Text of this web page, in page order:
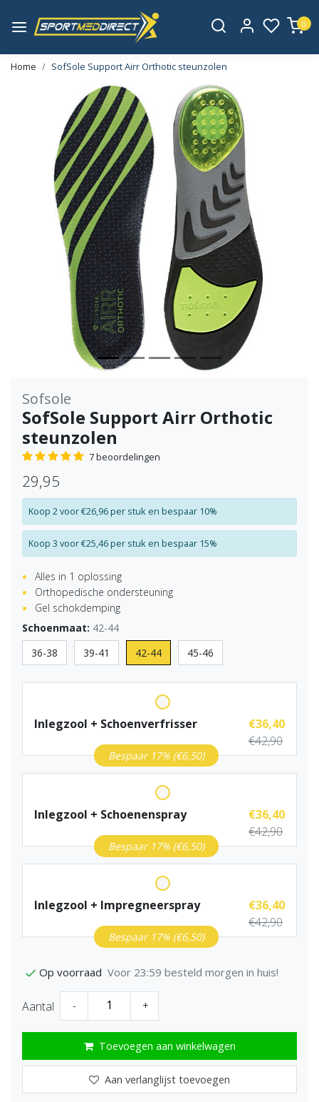
0
Home SofSole Support Airr Orthotic steunzolen
Vorige
Sofsole
SofSole Support Airr Orthotic
steunzolen
7 beoordelingen
29,95
Koop 2 voor €26,96 per stuk en bespaar 10%
Koop 3 voor €25,46 per stuk en bespaar 15%
Alles in 1 oplossing
Orthopedische ondersteuning
Gel schokdemping
Schoenmaat: 42-44
36-38
39-41 42-44 45-46
Inlegzool + Schoenverfrisser
Bespaar 17% (€6,50)
€36,40
€42,90
Inlegzool + Schoenenspray
Bespaar 17% (€6,50)
€36,40
€42,90
Inlegzool + Impregneerspray
Bespaar 17% (€6,50)
€36,40
€42,90
Op voorraad Voor 23:59 besteld morgen in huis!
Aantal - +
Toevoegen aan winkelwagen
Aan verlanglijst toevoegen